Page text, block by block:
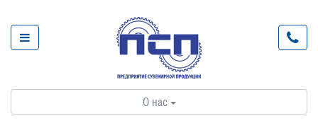
О нас